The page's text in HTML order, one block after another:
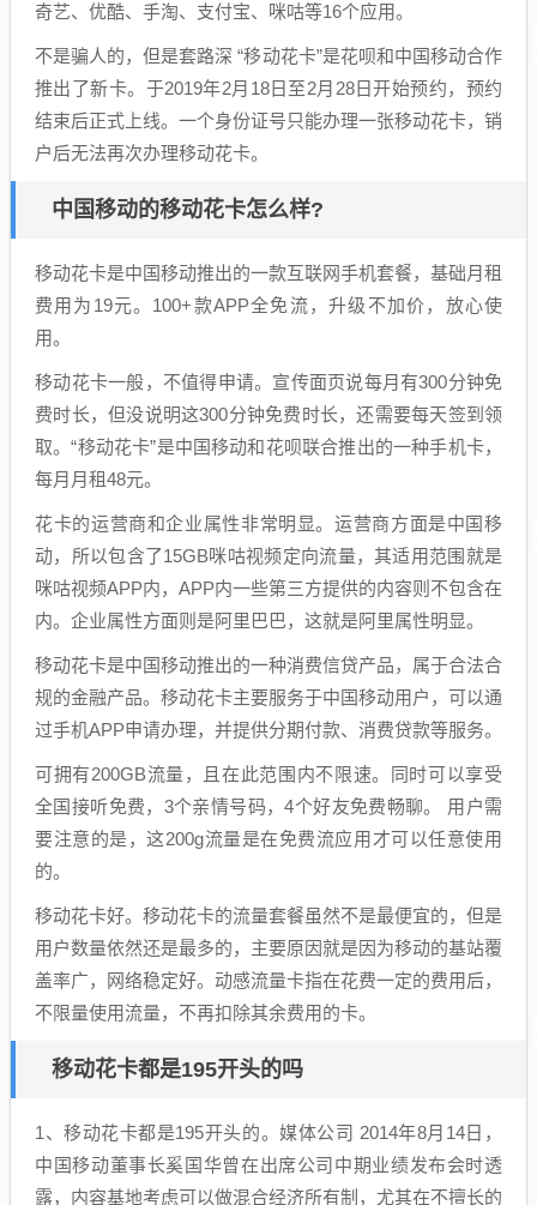
奇艺、优酷、手淘、支付宝、咪咕等16个应用。
不是骗人的，但是套路深 “移动花卡”是花呗和中国移动合作
推出了新卡。于2019年2月18日至2月28日开始预约，预约
结束后正式上线。一个身份证号只能办理一张移动花卡，销
户后无法再次办理移动花卡。
中国移动的移动花卡怎么样?
移动花卡是中国移动推出的一款互联网手机套餐，基础月租
费用为19元。100+款APP全免流，升级不加价，放心使
用。
移动花卡一般，不值得申请。宣传面页说每月有300分钟免
费时长，但没说明这300分钟免费时长，还需要每天签到领
取。“移动花卡”是中国移动和花呗联合推出的一种手机卡，
每月月租48元。
花卡的运营商和企业属性非常明显。运营商方面是中国移
动，所以包含了15GB咪咕视频定向流量，其适用范围就是
咪咕视频APP内，APP内一些第三方提供的内容则不包含在
内。企业属性方面则是阿里巴巴，这就是阿里属性明显。
移动花卡是中国移动推出的一种消费信贷产品，属于合法合
规的金融产品。移动花卡主要服务于中国移动用户，可以通
过手机APP申请办理，并提供分期付款、消费贷款等服务。
可拥有200GB流量，且在此范围内不限速。同时可以享受
全国接听免费，3个亲情号码，4个好友免费畅聊。 用户需
要注意的是，这200g流量是在免费流应用才可以任意使用
的。
移动花卡好。移动花卡的流量套餐虽然不是最便宜的，但是
用户数量依然还是最多的，主要原因就是因为移动的基站覆
盖率广，网络稳定好。动感流量卡指在花费一定的费用后，
不限量使用流量，不再扣除其余费用的卡。
移动花卡都是195开头的吗
1、移动花卡都是195开头的。媒体公司 2014年8月14日，
中国移动董事长奚国华曾在出席公司中期业绩发布会时透
露，内容基地考虑可以做混合经济所有制，尤其在不擅长的